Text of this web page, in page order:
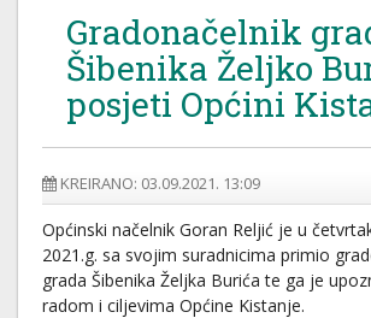
Gradonačelnik
Šibenika Željko
posjeti Općini
KREIRANO: 03.09.2021. 13:09
Općinski načelnik Goran Reljić je u
2021.g. sa svojim suradnicima primio
grada Šibenika Željka Burića te ga je
radom i ciljevima Općine Kistanje.